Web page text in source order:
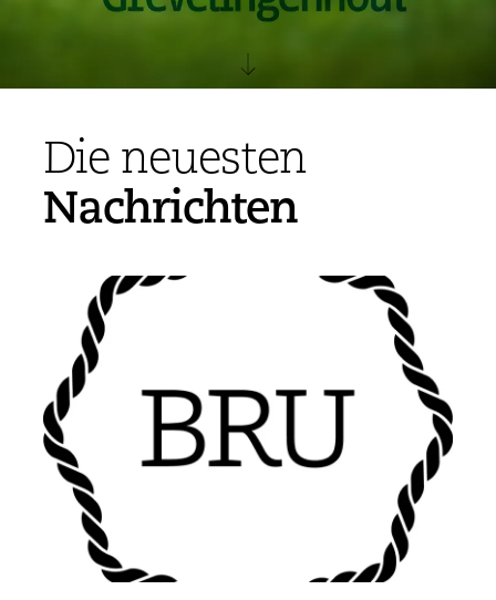
Die neuesten
Nachrichten